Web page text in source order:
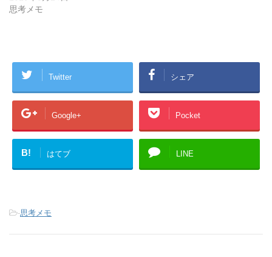
思考メモ
Twitter シェア
Google+ Pocket
B! はてブ LINE
-思考メモ